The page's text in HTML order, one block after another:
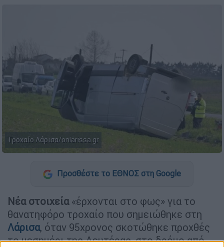
Τροχαίο Λάρισα/onlarissa.gr
Προσθέστε το ΕΘΝΟΣ στη Google
Νέα στοιχεία«έρχονται στο φως» για το
θανατηφόρο τροχαίο που σημειώθηκε στη
Λάρισα, όταν 95χρονος σκοτώθηκε προχθές
το μεσημέρι της Δευτέρας, στο δρόμο από